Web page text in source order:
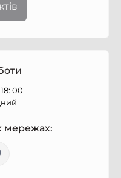
00
мережах: